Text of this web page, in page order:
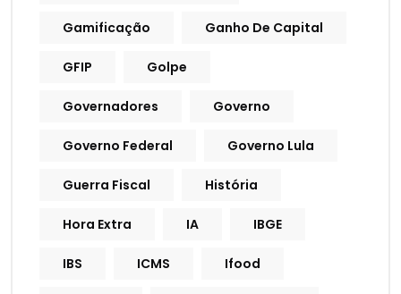
Gamificação Ganho De Capital
GFIP Golpe
Governadores Governo
Governo Federal Governo Lula
Guerra Fiscal História
Hora Extra IA IBGE
IBS ICMS Ifood